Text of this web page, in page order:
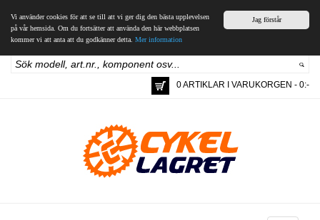
Jag förstår
Vi använder cookies för att se till att vi ger dig den bästa upplevelsen
på vår hemsida. Om du fortsätter att använda den här webbplatsen
kommer vi att anta att du godkänner detta. Mer information
0 ARTIKLAR I VARUKORGEN - 0:-